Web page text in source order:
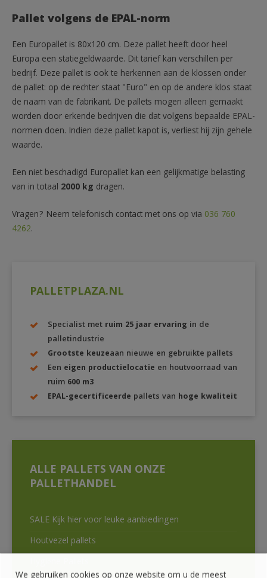
PALLETPLAZA.NL
Specialist met ruim 25 jaar ervaring in de
palletindustrie
Grootste keuzeaan nieuwe en gebruikte pallets
Een eigen productielocatie en houtvoorraad van
ruim 600 m3
EPAL-gecertificeerde pallets van hoge kwaliteit
ALLE PALLETS VAN ONZE
PALLETHANDEL
SALE Kijk hier voor leuke aanbiedingen
Houtvezel pallets
Pallet volgens de EPAL-norm
Een Europallet is 80x120 cm. Deze pallet heeft door heel
Europa een statiegeldwaarde. Dit tarief kan verschillen per
bedrijf. Deze pallet is ook te herkennen aan de klossen onder
de pallet: op de rechter staat "Euro" en op de andere klos staat
de naam van de fabrikant. De pallets mogen alleen gemaakt
worden door erkende bedrijven die dat volgens bepaalde EPAL-
normen doen. Indien deze pallet kapot is, verliest hij zijn gehele
waarde.
Een niet beschadigd Europallet kan een gelijkmatige belasting
van in totaal 2000 kg dragen.
Vragen? Neem telefonisch contact met ons op via 036 760
4262.